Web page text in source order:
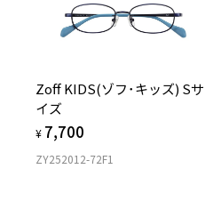
Zoff KIDS(ゾフ･キッズ) Sサ
イズ
¥ 7,700
ZY252012-72F1